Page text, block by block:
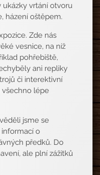
ukázky vrtání otvoru
házení oštěpem.
Zde nás
vesnice, na níž
pohřebiště,
ani repliky
či interektivní
všechno lépe
jsme se
o
předků. Do
ale plní zážitků